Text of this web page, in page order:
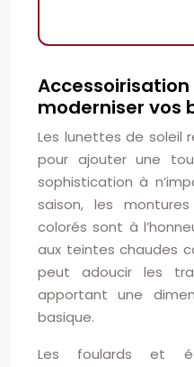
moderniser vos
Les lunettes de soleil
pour ajouter une
sophistication à
saison, les
colorés sont à
aux teintes chaudes
peut adoucir les
apportant une
basique.
Les foulards et